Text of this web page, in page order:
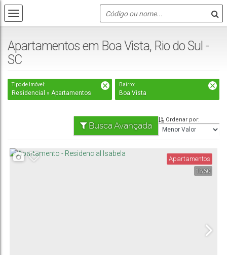
Apartamentos em Boa Vista, Rio do Sul -
SC
Tipo de Imóvel:
Residencial » Apartamentos
Bairro:
Boa Vista
Busca Avançada
Ordenar por:
1860
Apartamentos